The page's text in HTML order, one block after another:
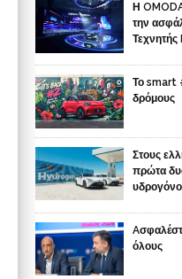
Η
την
Το smart
δρόμους
Στους
πρώτα
όλους